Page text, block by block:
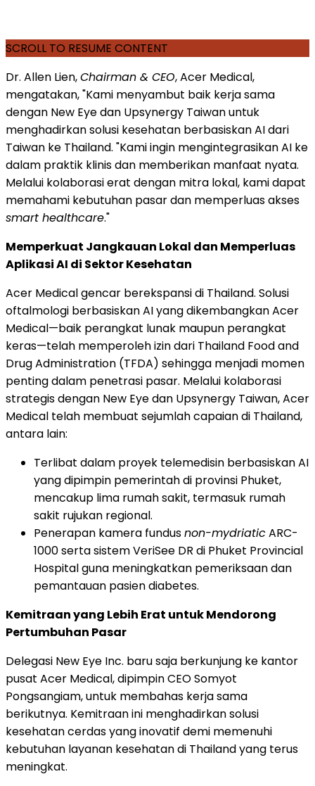
SCROLL TO RESUME CONTENT
Dr. Allen Lien,Chairman & CEO, Acer Medical,
mengatakan, "Kami menyambut baik kerja sama
dengan New Eye dan Upsynergy Taiwan untuk
menghadirkan solusi kesehatan berbasiskan AI dari
Taiwan ke Thailand. "Kami ingin mengintegrasikan AI ke
dalam praktik klinis dan memberikan manfaat nyata.
Melalui kolaborasi erat dengan mitra lokal, kami dapat
memahami kebutuhan pasar dan memperluas akses
smart healthcare."
Memperkuat Jangkauan Lokal dan Memperluas
Aplikasi AI di Sektor Kesehatan
Acer Medical gencar berekspansi di Thailand. Solusi
oftalmologi berbasiskan AI yang dikembangkan Acer
Medical—baik perangkat lunak maupun perangkat
keras—telah memperoleh izin dari Thailand Food and
Drug Administration (TFDA) sehingga menjadi momen
penting dalam penetrasi pasar. Melalui kolaborasi
strategis dengan New Eye dan Upsynergy Taiwan, Acer
Medical telah membuat sejumlah capaian di Thailand,
antara lain:
Terlibat dalam proyek telemedisin berbasiskan AI
yang dipimpin pemerintah di provinsi Phuket,
mencakup lima rumah sakit, termasuk rumah
sakit rujukan regional.
Penerapan kamera fundusnon-mydriaticARC-
1000 serta sistem VeriSee DR di Phuket Provincial
Hospital guna meningkatkan pemeriksaan dan
pemantauan pasien diabetes.
Kemitraan yang Lebih Erat untuk Mendorong
Pertumbuhan Pasar
Delegasi New Eye Inc. baru saja berkunjung ke kantor
pusat Acer Medical, dipimpin CEO Somyot
Pongsangiam, untuk membahas kerja sama
berikutnya. Kemitraan ini menghadirkan solusi
kesehatan cerdas yang inovatif demi memenuhi
kebutuhan layanan kesehatan di Thailand yang terus
meningkat.